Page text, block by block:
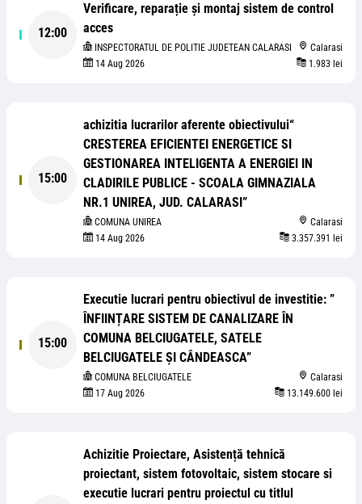
12:00
Verificare, reparație și montaj sistem de control
acces
INSPECTORATUL DE POLITIE JUDETEAN CALARASI
Calarasi
14 Aug 2026
1.983 lei
15:00
achizitia lucrarilor aferente obiectivului“
CRESTEREA EFICIENTEI ENERGETICE SI
GESTIONAREA INTELIGENTA A ENERGIEI IN
CLADIRILE PUBLICE - SCOALA GIMNAZIALA
NR.1 UNIREA, JUD. CALARASI”
COMUNA UNIREA
Calarasi
14 Aug 2026
3.357.391 lei
15:00
Executie lucrari pentru obiectivul de investitie: ”
ÎNFIINȚARE SISTEM DE CANALIZARE ÎN
COMUNA BELCIUGATELE, SATELE
BELCIUGATELE ȘI CÂNDEASCA”
COMUNA BELCIUGATELE
Calarasi
17 Aug 2026
13.149.600 lei
Achizitie Proiectare, Asistență tehnică
proiectant, sistem fotovoltaic, sistem stocare si
executie lucrari pentru proiectul cu titlul